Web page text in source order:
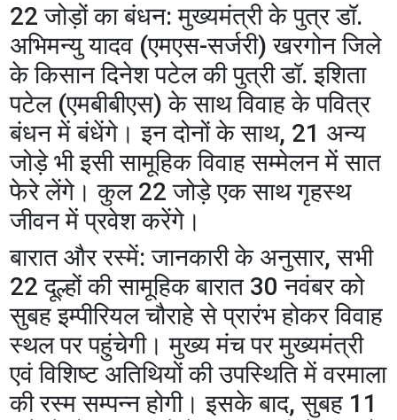
​22 जोड़ों का बंधन: मुख्यमंत्री के पुत्र डॉ.
अभिमन्यु यादव (एमएस-सर्जरी) खरगोन जिले
के किसान दिनेश पटेल की पुत्री डॉ. इशिता
पटेल (एमबीबीएस) के साथ विवाह के पवित्र
बंधन में बंधेंगे। इन दोनों के साथ, 21 अन्य
जोड़े भी इसी सामूहिक विवाह सम्मेलन में सात
फेरे लेंगे। कुल 22 जोड़े एक साथ गृहस्थ
जीवन में प्रवेश करेंगे।
​बारात और रस्में: जानकारी के अनुसार, सभी
22 दूल्हों की सामूहिक बारात 30 नवंबर को
सुबह इम्पीरियल चौराहे से प्रारंभ होकर विवाह
स्थल पर पहुंचेगी। मुख्य मंच पर मुख्यमंत्री
एवं विशिष्ट अतिथियों की उपस्थिति में वरमाला
की रस्म सम्पन्न होगी। इसके बाद, सुबह 11